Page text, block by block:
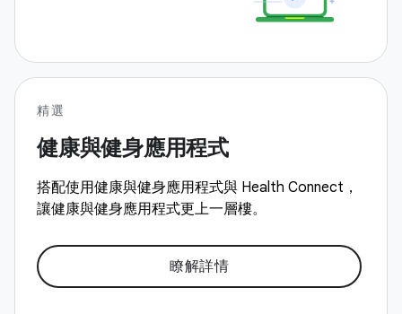
精選
健康與健身應用程式
搭配使用健康與健身應用程式與 Health Connect，
讓健康與健身應用程式更上一層樓。
瞭解詳情